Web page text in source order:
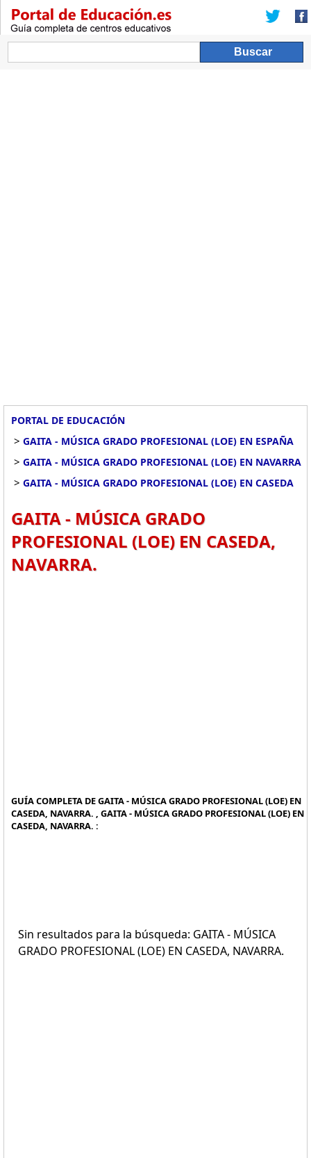
PORTAL DE EDUCACIÓN
> GAITA - MÚSICA GRADO PROFESIONAL (LOE) EN ESPAÑA
> GAITA - MÚSICA GRADO PROFESIONAL (LOE) EN NAVARRA
> GAITA - MÚSICA GRADO PROFESIONAL (LOE) EN CASEDA
GAITA - MÚSICA GRADO
PROFESIONAL (LOE) EN CASEDA,
NAVARRA.
GUÍA COMPLETA DE GAITA - MÚSICA GRADO PROFESIONAL (LOE) EN
CASEDA, NAVARRA. , GAITA - MÚSICA GRADO PROFESIONAL (LOE) EN
CASEDA, NAVARRA. :
Sin resultados para la búsqueda: GAITA - MÚSICA
GRADO PROFESIONAL (LOE) EN CASEDA, NAVARRA.